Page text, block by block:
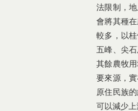
法限制，
會將其種
較多，以
五峰、尖
其餘農牧
要來源，
原住民族
可以減少上